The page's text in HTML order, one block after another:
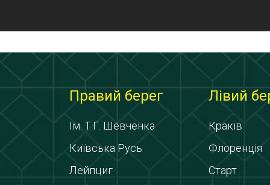
Правий берег
Ім. Т.Г. Шевченка
Київська Русь
Лейпциг
Лівий
Краків
Флоренція
Старт